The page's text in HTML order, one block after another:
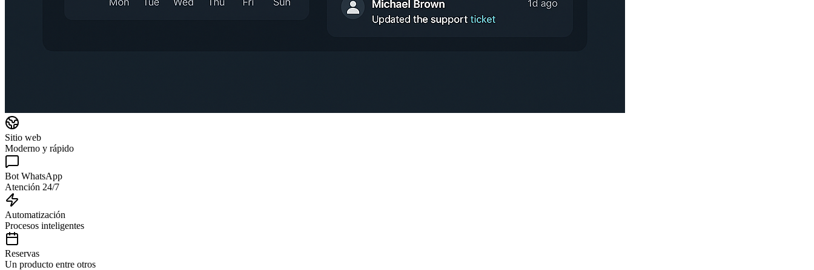
Sitio web
Moderno y rápido
Bot WhatsApp
Atención 24/7
Automatización
Procesos inteligentes
Reservas
Un producto entre otros